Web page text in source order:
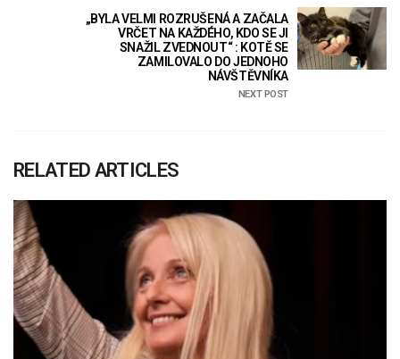
„BYLA VELMI ROZRUŠENÁ A ZAČALA
VRČET NA KAŽDÉHO, KDO SE JI
SNAŽIL ZVEDNOUT“ : KOTĚ SE
ZAMILOVALO DO JEDNOHO
NÁVŠTĚVNÍKA
NEXT POST
RELATED ARTICLES